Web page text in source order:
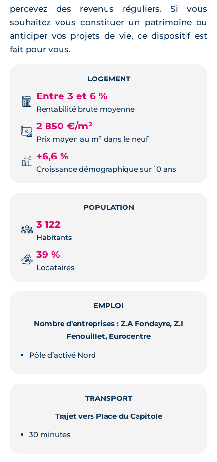
percevez des revenus réguliers. Si vous
souhaitez vous constituer un patrimoine ou
anticiper vos projets de vie, ce dispositif est
fait pour vous.
LOGEMENT
Entre 3 et 6 %
Rentabilité brute moyenne
2 850 €/m²
Prix moyen au m² dans le neuf
+6,6 %
Croissance démographique sur 10 ans
POPULATION
3 122
Habitants
39 %
Locataires
EMPLOI
Nombre d'entreprises : Z.A Fondeyre, Z.I
Fenouillet, Eurocentre
Pôle d’activé Nord
TRANSPORT
Trajet vers Place du Capitole
30 minutes